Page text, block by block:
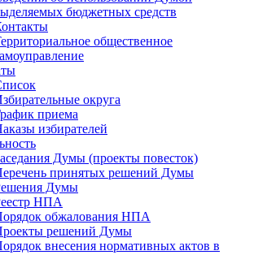
бюджетных средств
общественное
округа
приема
избирателей
Думы (проекты повесток)
принятых решений Думы
Думы
НПА
обжалования НПА
решений Думы
внесения нормативных актов в